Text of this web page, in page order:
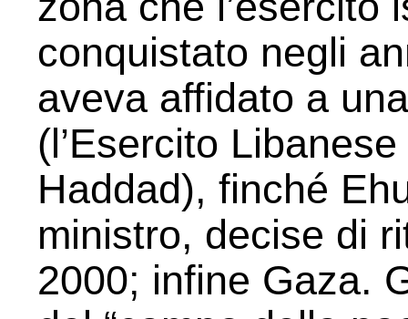
conquistato negli
aveva affidato a
(l’Esercito
Haddad), finché
ministro, decise di
2000; infine Gaza.